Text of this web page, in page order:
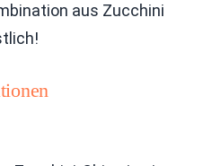
aus Zucchini